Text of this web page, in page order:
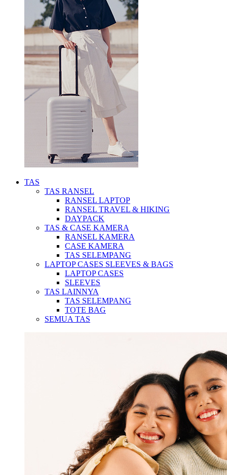
TAS
TAS RANSEL
RANSEL LAPTOP
RANSEL TRAVEL & HIKING
DAYPACK
TAS & CASE KAMERA
RANSEL KAMERA
CASE KAMERA
TAS SELEMPANG
LAPTOP CASES SLEEVES & BAGS
LAPTOP CASES
SLEEVES
TAS LAINNYA
TAS SELEMPANG
TOTE BAG
SEMUA TAS